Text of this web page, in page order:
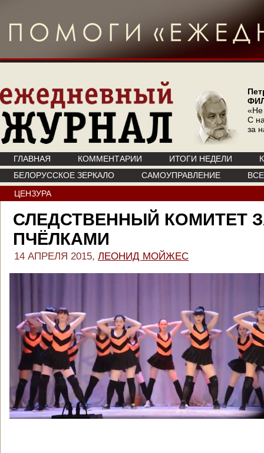
«Не
С
за
ГЛАВНАЯ КОММЕНТАРИИ ИТОГИ НЕДЕЛИ
БЕЛОРУССКОЕ ЗЕРКАЛО
САМОУПРАВЛЕНИЕ
ЦЕНЗУРА
СЛЕДСТВЕННЫЙ КОМИТЕТ
ПЧЁЛКАМИ
14 АПРЕЛЯ 2015, ЛЕОНИД МОЙЖЕС